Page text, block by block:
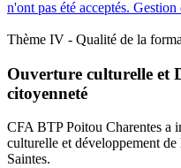
n'ont pas été acceptés. Gestion
Thème IV - Qualité de la
Ouverture culturelle et
citoyenneté
CFA BTP Poitou Charentes a
culturelle et développement
Saintes.